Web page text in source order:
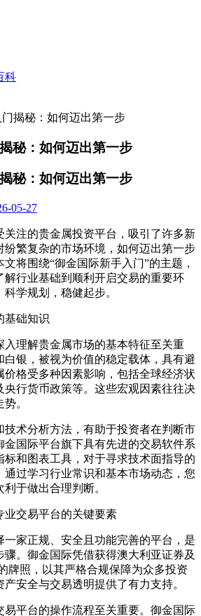
科
揭秘：如何迈出第一步
秘：如何迈出第一步
秘：如何迈出第一步
05-27
关注的贵金属投资平台，吸引了许多新
纷繁复杂的市场环境，如何迈出第一步
将围绕“御金国际新手入门”的主题，
解行业基础到顺利开启交易的重要环
学规划，稳健起步。
基础知识
入理解贵金属市场的基本特征至关重
白银，被视为价值的稳定载体，具有避
价格受多种因素影响，包括全球经济状
央行货币政策等。这些宏观因素往往决
。
技术分析方法，有助于投资者在判断市
金国际平台旗下具有先进的交易软件系
标和图表工具，对于寻求技术面指导的
通过学习行业常识和基本市场动态，您
于做出合理判断。
业交易平台的关键要素
一家正规、安全且功能完善的平台，是
。御金国际凭借获得澳大利亚证券及
牌照，以其严格合规保障为众多投资
安全与交易透明提供了有力支持。
易平台的操作流程至关重要。御金国际